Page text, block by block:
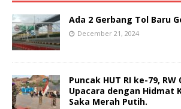
Ada 2 Gerbang Tol Baru
December 21, 2024
Puncak HUT RI ke-79, RW
Upacara dengan Hidmat
Saka Merah Putih.